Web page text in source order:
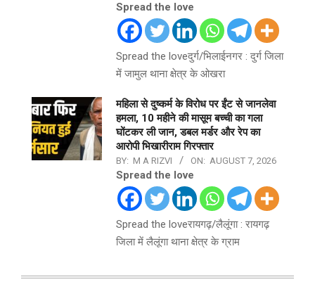
Spread the love
Spread the loveदुर्ग/भिलाईनगर : दुर्ग जिला
में जामुल थाना क्षेत्र के ओखरा
महिला से दुष्कर्म के विरोध पर ईंट से जानलेवा
हमला, 10 महीने की मासूम बच्ची का गला
घोंटकर ली जान, डबल मर्डर और रेप का
आरोपी भिखारीराम गिरफ्तार
BY: M A RIZVI ON: AUGUST 7, 2026
Spread the love
Spread the loveरायगढ़/लैलूंगा : रायगढ़
जिला में लैलूंगा थाना क्षेत्र के ग्राम